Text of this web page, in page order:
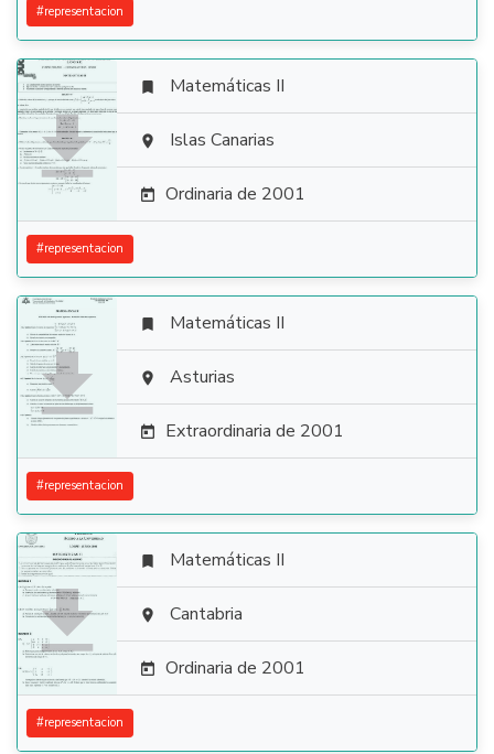
#representacion

 Matemáticas II
 Islas Canarias
 Ordinaria de 2001
#representacion

 Matemáticas II
 Asturias
 Extraordinaria de 2001
#representacion

 Matemáticas II
 Cantabria
 Ordinaria de 2001
#representacion